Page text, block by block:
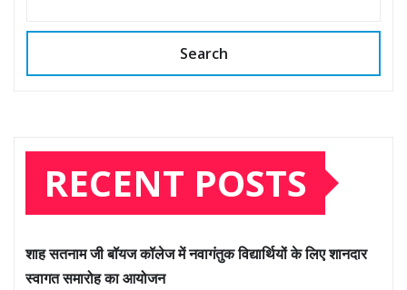
Search
RECENT POSTS
शाह सतनाम जी बॉयज कॉलेज में नवागंतुक विद्यार्थियों के लिए शानदार
स्वागत समारोह का आयोजन